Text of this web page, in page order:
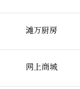
滩万厨房
网上商城